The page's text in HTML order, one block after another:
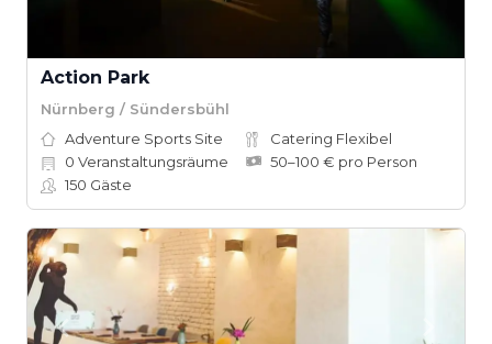
Action Park
Nürnberg / Sündersbühl
Adventure Sports Site
Catering Flexibel
0 Veranstaltungsräume
50–100 € pro Person
150 Gäste